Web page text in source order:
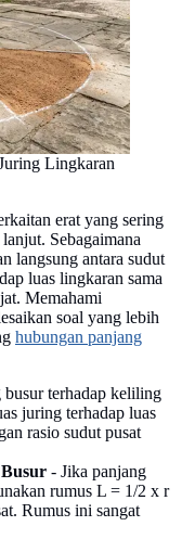
Lingkaran
erat yang sering
Sebagaimana
langsung antara sudut
luas lingkaran sama
Memahami
soal yang lebih
hubungan panjang
busur terhadap keliling
juring terhadap luas
rasio sudut pusat
- Jika panjang
rumus L = 1/2 x r
Rumus ini sangat